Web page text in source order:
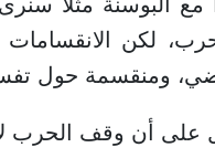
لكن الانقسامات
ومنقسمة حول
على أن وقف الحرب